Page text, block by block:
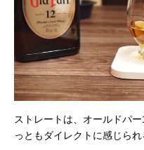
ストレートは、オールドパ
っともダイレクトに感じられ